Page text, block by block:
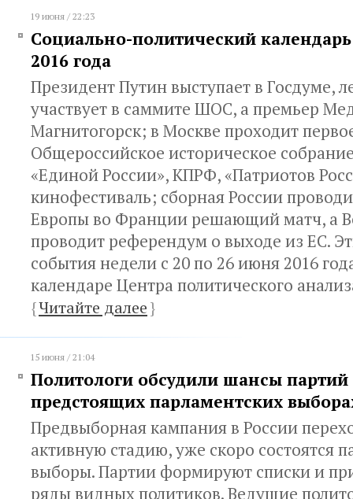
19 июня / 22:23
Социально-политический
2016 года
Президент Путин выступает в Госдуме,
участвует в саммите ШОС, а премьер
Магнитогорск; в Москве проходит
Общероссийское историческое
«Единой России», КПРФ, «Патриотов
кинофестиваль; сборная России
Европы во Франции решающий матч, а
проводит референдум о выходе из ЕС.
события недели с 20 по 26 июня 2016
календаре Центра политического
{Читайте далее}
15 июня / 21:04
Политологи обсудили шансы партий
предстоящих парламентских
Предвыборная кампания в России
активную стадию, уже скоро состоятся
выборы. Партии формируют списки и
ряды видных политиков. Ведущие